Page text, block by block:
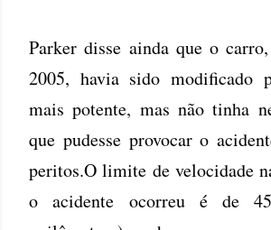
Parker disse ainda que o
2005, havia sido modificado
mais potente, mas não tinha
que pudesse provocar o
peritos.O limite de velocidade
o acidente ocorreu é de